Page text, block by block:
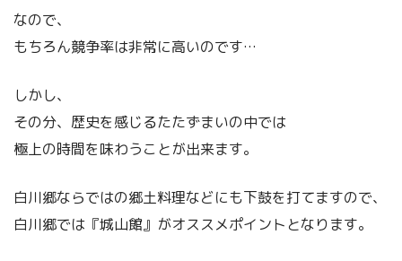
なので、
もちろん競争率は非常に高いのです…
しかし、
その分、歴史を感じるたたずまいの中では
極上の時間を味わうことが出来ます。
白川郷ならではの郷土料理などにも下鼓を打てますので、
白川郷では『城山館』がオススメポイントとなります。